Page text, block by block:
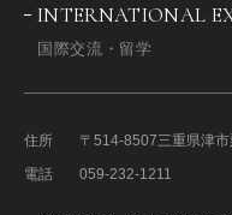
INTERNATIONAL
国際交流・留学
住所 〒514-8507三重県津
電話
059-232-1211